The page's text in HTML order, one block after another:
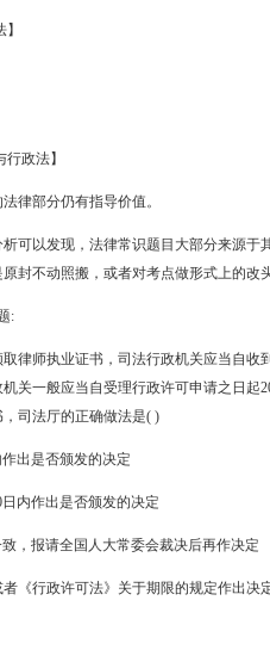
政法】
部分仍有指导价值。
以发现，法律常识题目大部分来源于
封不动照搬，或者对考点做形式上的改
:
师执业证书，司法行政机关应当自收
关一般应当自受理行政许可申请之日起
司法厅的正确做法是( )
出是否颁发的决定
内作出是否颁发的决定
报请全国人大常委会裁决后再作决定
行政许可法》关于期限的规定作出决